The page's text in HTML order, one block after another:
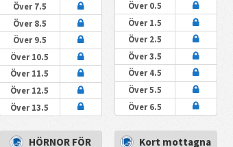
Över 7.5
Över 8.5
Över 9.5
Över 10.5
Över 11.5
Över 12.5
Över 13.5
Över 0.5
Över 1.5
Över 2.5
Över 3.5
Över 4.5
Över 5.5
Över 6.5
HÖRNOR FÖR Kort mottagna